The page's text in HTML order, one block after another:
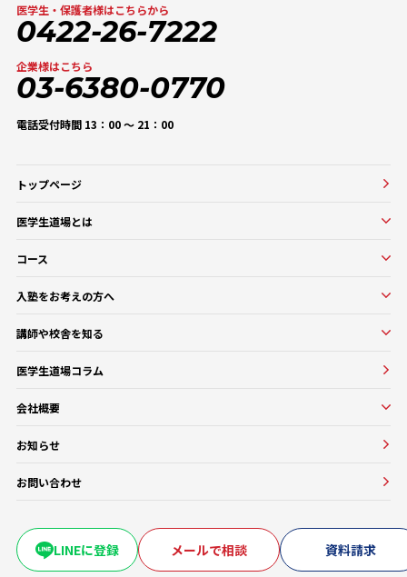
医学生・保護者様はこちらから
0422-26-7222
企業様はこちら
03-6380-0770
電話受付時間 13：00 〜 21：00
トップページ
医学生道場とは
口コミ・評判
コース
コース一覧
医学部基礎医学・生物学対策コース
医学部基礎医学・生物学対策コース
医学部CBT対策コース
医学部OSCE対策コース
卒業試験・医帰国家試験対策コース
海外医学部コース
医学部入学前生物学準備コース
入塾をお考えの方へ
入塾をお考えの方へ
よくある質問
講師や校舎を知る
講師・教務紹介
教務一覧
医学生道場コラム
会社概要
会社概要
お知らせ
お問い合わせ
LINEに登録 メールで相談 資料請求